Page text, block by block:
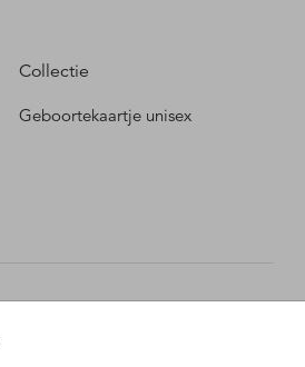
Collectie
Geboortekaartje unisex